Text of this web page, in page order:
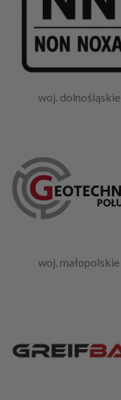
woj. dolnośląskie
woj. małopolskie